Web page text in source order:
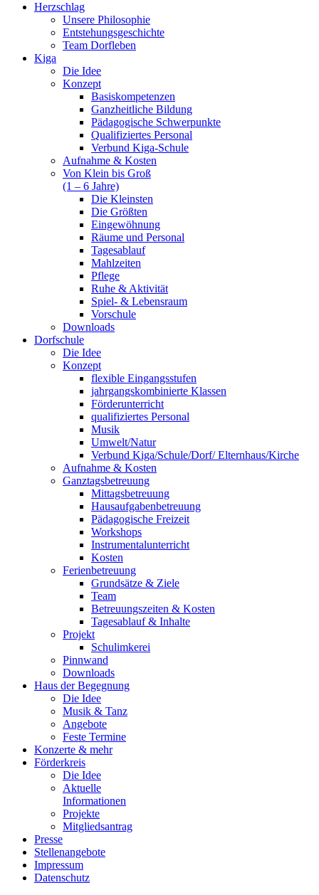
Herzschlag
Unsere Philosophie
Entstehungsgeschichte
Team Dorfleben
Kiga
Die Idee
Konzept
Basiskompetenzen
Ganzheitliche Bildung
Pädagogische Schwerpunkte
Qualifiziertes Personal
Verbund Kiga-Schule
Aufnahme & Kosten
Von Klein bis Groß
(1 – 6 Jahre)
Die Kleinsten
Die Größten
Eingewöhnung
Räume und Personal
Tagesablauf
Mahlzeiten
Pflege
Ruhe & Aktivität
Spiel- & Lebensraum
Vorschule
Downloads
Dorfschule
Die Idee
Konzept
flexible Eingangsstufen
jahrgangskombinierte Klassen
Förderunterricht
qualifiziertes Personal
Musik
Umwelt/Natur
Verbund Kiga/Schule/Dorf/ Elternhaus/Kirche
Aufnahme & Kosten
Ganztagsbetreuung
Mittagsbetreuung
Hausaufgabenbetreuung
Pädagogische Freizeit
Workshops
Instrumentalunterricht
Kosten
Ferienbetreuung
Grundsätze & Ziele
Team
Betreuungszeiten & Kosten
Tagesablauf & Inhalte
Projekt
Schulimkerei
Pinnwand
Downloads
Haus der Begegnung
Die Idee
Musik & Tanz
Angebote
Feste Termine
Konzerte & mehr
Förderkreis
Die Idee
Aktuelle
Informationen
Projekte
Mitgliedsantrag
Presse
Stellenangebote
Impressum
Datenschutz